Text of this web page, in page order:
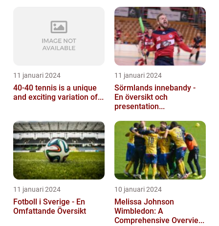
11 januari 2024
40-40 tennis is a unique
and exciting variation of...
11 januari 2024
Sörmlands innebandy -
En översikt och
presentation...
11 januari 2024
Fotboll i Sverige - En
Omfattande Översikt
10 januari 2024
Melissa Johnson
Wimbledon: A
Comprehensive Overvie...